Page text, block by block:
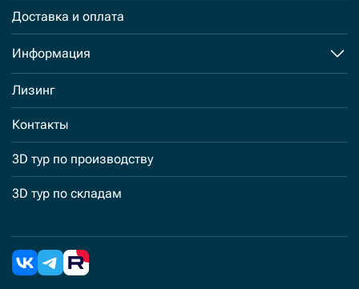
Доставка и оплата
Информация
Лизинг
Контакты
3D тур по производству
3D тур по складам